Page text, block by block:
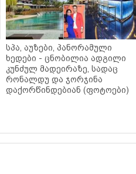
სპა, აუზები, პანორამული
ხედები - ცნობილია ადგილი
კუნძულ მადეირაზე, სადაც
რონალდუ და ჯორჯინა
დაქორწინდებიან (ფოტოები)